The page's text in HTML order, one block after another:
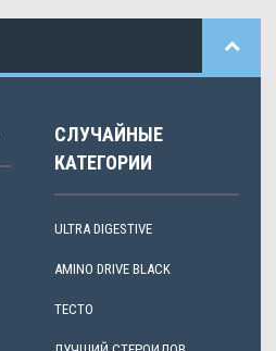
СЛУЧАЙНЫЕ
КАТЕГОРИИ
ULTRA DIGESTIVE
AMINO DRIVE BLACK
ТЕСТО